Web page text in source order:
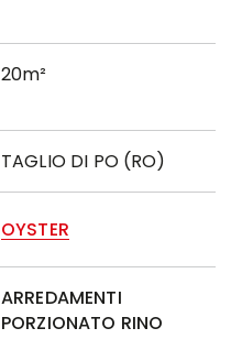
20m²
TAGLIO DI PO (RO)
OYSTER
ARREDAMENTI
PORZIONATO RINO